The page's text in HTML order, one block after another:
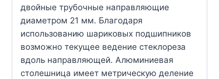
двойные трубочные направляющие
диаметром 21 мм. Благодаря
использованию шариковых подшипников
возможно текущее ведение стеклореза
вдоль направляющей. Алюминиевая
столешница имеет метрическую деление